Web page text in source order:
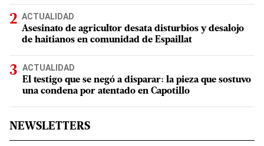
ACTUALIDAD
Asesinato de agricultor desata disturbios y desalojo
de haitianos en comunidad de Espaillat
ACTUALIDAD
El testigo que se negó a disparar: la pieza que sostuvo
una condena por atentado en Capotillo
NEWSLETTERS